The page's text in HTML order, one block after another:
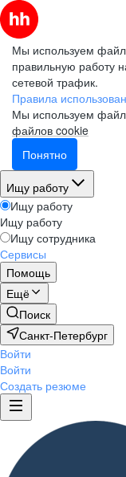
Мы используем
правильную работу
сетевой трафик.
Правила
Мы используем
файлов cookie
Понятно
Ищу работу
Ищу работу
Ищу работу
Ищу сотрудника
Сервисы
Помощь
Ещё
Поиск
Санкт-Петербург
Войти
Войти
Создать резюме